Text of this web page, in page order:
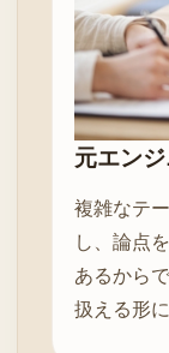
元エン
複雑なテ
し、論点
あるから
扱える形